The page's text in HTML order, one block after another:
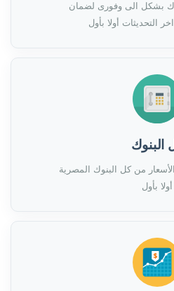
بشكل الى وفورى لضمان
التحديثات أولا بأول
البنوك
من كل البنوك المصرية
أولا بأول